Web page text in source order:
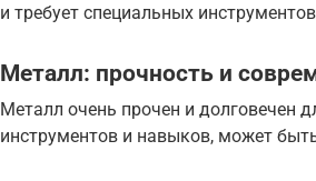
и требует специальных
Металл: прочность и
Металл очень прочен и долговечен
инструментов и навыков, может